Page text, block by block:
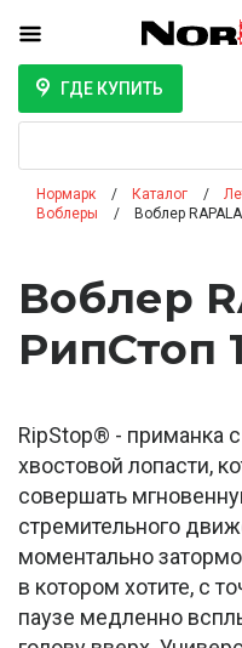
ГДЕ КУПИТЬ
Нормарк Каталог
Воблеры
Воблер
Воблер
РипСтоп
RipStop® - приманка
хвостовой лопасти,
совершать
стремительного
моментально
в котором хотите, с
паузе медленно